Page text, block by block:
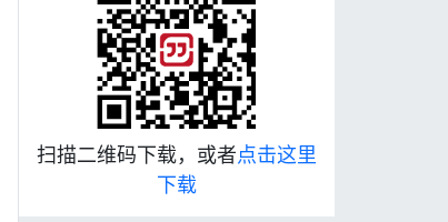
扫描二维码下载，或者点击这里
下载